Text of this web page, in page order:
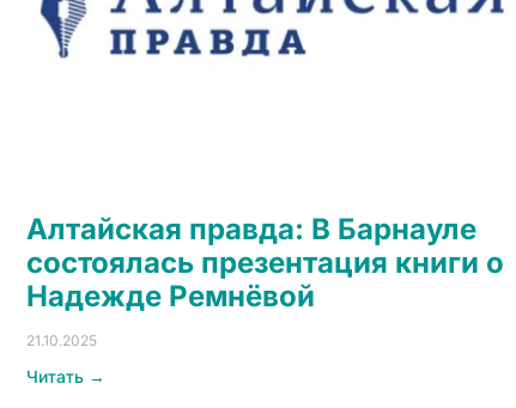
Алтайская правда: В Барнауле
состоялась презентация книги о
Надежде Ремнёвой
21.10.2025
Читать →